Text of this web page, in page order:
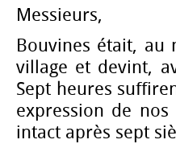
Messieurs,
Bouvines était, au
village et devint,
Sept heures
expression de
intact après sept